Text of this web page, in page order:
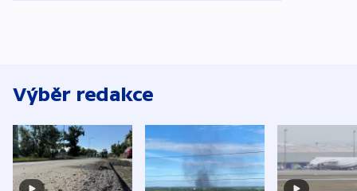
Výběr redakce